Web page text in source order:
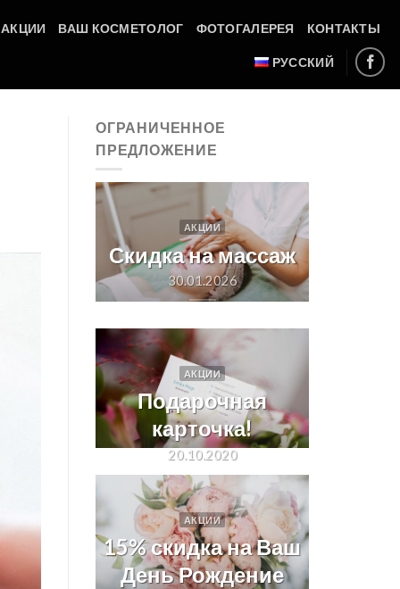
АКЦИИ ВАШ КОСМЕТОЛОГ ФОТОГАЛЕРЕЯ КОНТАКТЫ
РУССКИЙ
ОГРАНИЧЕННОЕ
ПРЕДЛОЖЕНИЕ
АКЦИИ
Скидка на массаж
30.01.2026
АКЦИИ
Подарочная
карточка!
20.10.2020
АКЦИИ
15% скидка на Ваш
День Рождение